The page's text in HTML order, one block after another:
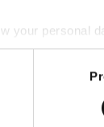
your personal
content
use of our site
provided